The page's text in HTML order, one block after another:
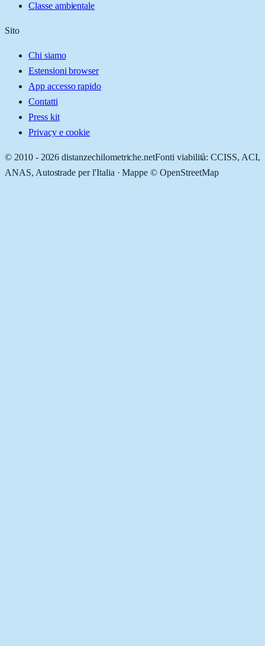
Classe ambientale
Sito
Chi siamo
Estensioni browser
App accesso rapido
Contatti
Press kit
Privacy e cookie
© 2010 - 2026 distanzechilometriche.netFonti viabilità: CCISS, ACI,
ANAS, Autostrade per l'Italia · Mappe © OpenStreetMap